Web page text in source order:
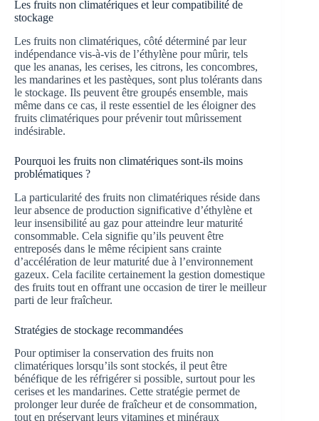
Les fruits non climatériques et leur compatibilité de
stockage
Les fruits non climatériques, côté déterminé par leur
indépendance vis-à-vis de l’éthylène pour mûrir, tels
que les ananas, les cerises, les citrons, les concombres,
les mandarines et les pastèques, sont plus tolérants dans
le stockage. Ils peuvent être groupés ensemble, mais
même dans ce cas, il reste essentiel de les éloigner des
fruits climatériques pour prévenir tout mûrissement
indésirable.
Pourquoi les fruits non climatériques sont-ils moins
problématiques ?
La particularité des fruits non climatériques réside dans
leur absence de production significative d’éthylène et
leur insensibilité au gaz pour atteindre leur maturité
consommable. Cela signifie qu’ils peuvent être
entreposés dans le même récipient sans crainte
d’accélération de leur maturité due à l’environnement
gazeux. Cela facilite certainement la gestion domestique
des fruits tout en offrant une occasion de tirer le meilleur
parti de leur fraîcheur.
Stratégies de stockage recommandées
Pour optimiser la conservation des fruits non
climatériques lorsqu’ils sont stockés, il peut être
bénéfique de les réfrigérer si possible, surtout pour les
cerises et les mandarines. Cette stratégie permet de
prolonger leur durée de fraîcheur et de consommation,
tout en préservant leurs vitamines et minéraux